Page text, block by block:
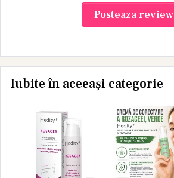
Posteaza review
Iubite în aceeași categorie